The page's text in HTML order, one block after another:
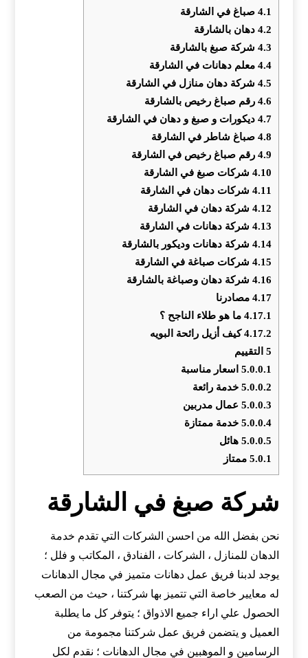
4.1 صباغ في الشارقة
4.2 دهان بالشارقة
4.3 شركة صبغ بالشارقة
4.4 معلم دهانات في الشارقة
4.5 شركة دهان منازل في الشارقة
4.6 رقم صباغ رخيص بالشارقة
4.7 ديكورات و صبغ و دهان في الشارقة
4.8 صباغ شاطر في الشارقة
4.9 رقم صباغ رخيص في الشارقة
4.10 شركات صبغ في الشارقة
4.11 شركات دهان في الشارقة
4.12 شركة دهان في الشارقة
4.13 شركة دهانات في الشارقة
4.14 شركة دهانات وديكور بالشارقة
4.15 شركات صباغة في الشارقة
4.16 شركة دهان وصباغة بالشارقة
4.17 مصادرنا
4.17.1 ما هو طلاء الناجح ؟
4.17.2كيف أزيل رائحة البويه
5 التقييم
5.0.0.1 اسعار مناسبة
5.0.0.2 خدمة رائعة
5.0.0.3 عمال مدربين
5.0.0.4 خدمة ممتازة
5.0.0.5 هائل
5.0.1 ممتاز
شركة صبغ في الشارقة
نحن بفضل الله من احسن الشركات التي تقدم خدمة
الدهان للمنازل ، الشركات ، الفنادق ، المكاتب و فلل ؛
يوجد لدبنا فريق عمل دهانات متميز في مجال الدهانات
له معايير خاصة التي تتميز بها شركتنا ، حيث من الصعب
الحصول علي اراء جميع الاذواق ؛ يتوفر كل ما يطلبة
العميل و يتضمن فريق عمل شركتنا مجمومة من
الرسامين و الموهبين في مجال الدهانات ؛ نقدم لكل